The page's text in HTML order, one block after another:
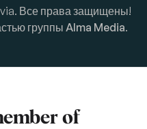
Все права защищены!
группы Alma Media.
of